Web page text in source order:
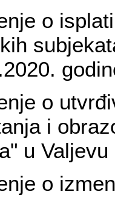
o
o
i
u Valjevu
o